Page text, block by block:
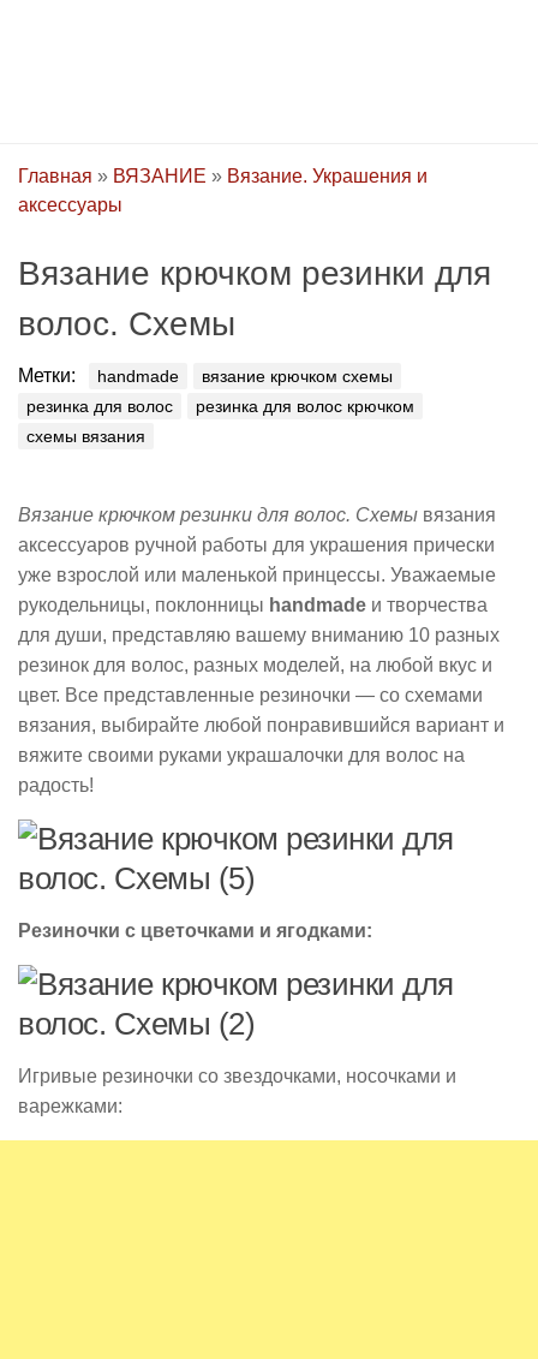
Главная » ВЯЗАНИЕ » Вязание. Украшения и
аксессуары
Вязание крючком резинки для
волос. Схемы
Метки: handmade
вязание крючком схемы
резинка для волос
резинка для волос крючком
схемы вязания
Вязание крючком резинки для волос. Схемы вязания
аксессуаров ручной работы для украшения прически
уже взрослой или маленькой принцессы. Уважаемые
рукодельницы, поклонницы handmade и творчества
для души, представляю вашему вниманию 10 разных
резинок для волос, разных моделей, на любой вкус и
цвет. Все представленные резиночки — со схемами
вязания, выбирайте любой понравившийся вариант и
вяжите своими руками украшалочки для волос на
радость!
Резиночки с цветочками и ягодками:
Игривые резиночки со звездочками, носочками и
варежками: